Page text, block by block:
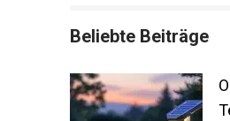
Beliebte Beiträge